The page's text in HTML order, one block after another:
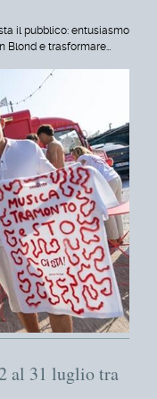
il pubblico: entusiasmo
Blond e trasformare…
al 31 luglio tra